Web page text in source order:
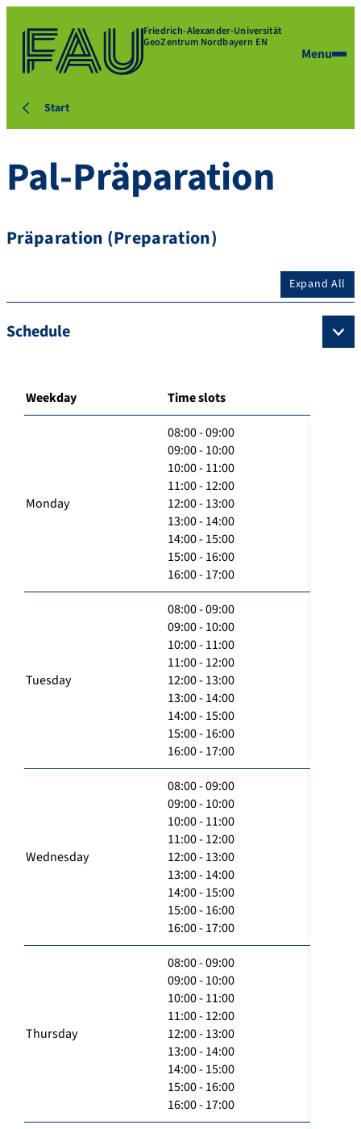
Friedrich-Alexander-Universität
GeoZentrum Nordbayern EN
Menu
Start
Pal-Präparation
Präparation (Preparation)
Expand All
Schedule
Weekday Time slots
Monday
08:00 - 09:00
09:00 - 10:00
10:00 - 11:00
11:00 - 12:00
12:00 - 13:00
13:00 - 14:00
14:00 - 15:00
15:00 - 16:00
16:00 - 17:00
Tuesday
08:00 - 09:00
09:00 - 10:00
10:00 - 11:00
11:00 - 12:00
12:00 - 13:00
13:00 - 14:00
14:00 - 15:00
15:00 - 16:00
16:00 - 17:00
Wednesday
08:00 - 09:00
09:00 - 10:00
10:00 - 11:00
11:00 - 12:00
12:00 - 13:00
13:00 - 14:00
14:00 - 15:00
15:00 - 16:00
16:00 - 17:00
Thursday
08:00 - 09:00
09:00 - 10:00
10:00 - 11:00
11:00 - 12:00
12:00 - 13:00
13:00 - 14:00
14:00 - 15:00
15:00 - 16:00
16:00 - 17:00